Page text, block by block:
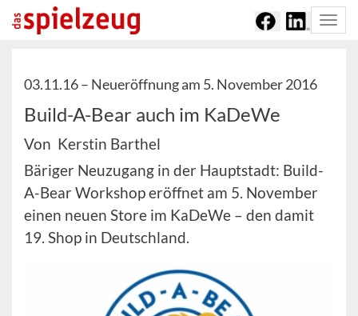
03.11.16 – Neueröffnung am 5. November 2016
Build-A-Bear auch im KaDeWe
Von Kerstin Barthel
Bäriger Neuzugang in der Hauptstadt: Build-
A-Bear Workshop eröffnet am 5. November
einen neuen Store im KaDeWe – den damit
19. Shop in Deutschland.